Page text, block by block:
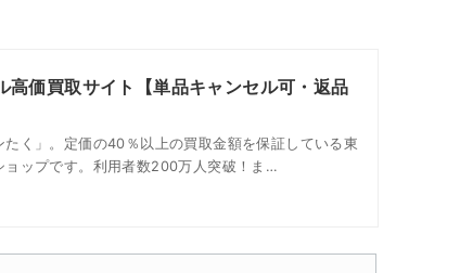
高価買取サイト【単品キャンセル可・返品
く」。定価の40％以上の買取金額を保証している東
ップです。利用者数200万人突破！ま…